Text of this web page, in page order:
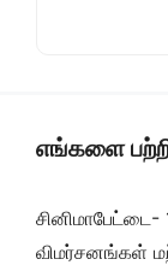
எங்களை
விமர்சனங்கள்